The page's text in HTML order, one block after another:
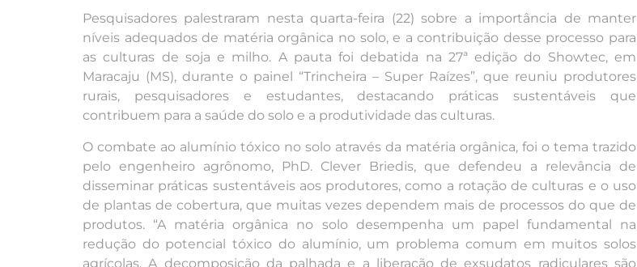
Pesquisadores palestraram nesta quarta-feira (22) sobre a importância de manter
níveis adequados de matéria orgânica no solo, e a contribuição desse processo para
as culturas de soja e milho. A pauta foi debatida na 27ª edição do Showtec, em
Maracaju (MS), durante o painel “Trincheira – Super Raízes”, que reuniu produtores
rurais, pesquisadores e estudantes, destacando práticas sustentáveis que
contribuem para a saúde do solo e a produtividade das culturas.
O combate ao alumínio tóxico no solo através da matéria orgânica, foi o tema trazido
pelo engenheiro agrônomo, PhD. Clever Briedis, que defendeu a relevância de
disseminar práticas sustentáveis aos produtores, como a rotação de culturas e o uso
de plantas de cobertura, que muitas vezes dependem mais de processos do que de
produtos. “A matéria orgânica no solo desempenha um papel fundamental na
redução do potencial tóxico do alumínio, um problema comum em muitos solos
agrícolas. A decomposição da palhada e a liberação de exsudatos radiculares são